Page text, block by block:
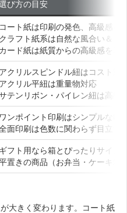
び方の目安
コート紙は印刷の発色、高級感を
クラフト紙系は自然な風合い＆コ
カード紙は紙質からの高級感を表
アクリルスピンドル紐はコスト重
アクリル平紐は重量物対応
テンリボン・パイレン紐は高級
ワンポイント印刷はシンプルな印
面印刷は色数に関わらず目立つ
ギフト用なら箱とぴったりサイズ
置きの商品（お弁当・ケーキ箱
大きく変わります。コート紙